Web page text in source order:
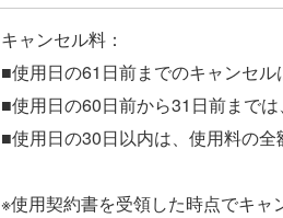
キャンセル料：
■使用日の61日前までのキャンセル
■使用日の60日前から31日前まで
■使用日の30日以内は、使用料の全
※使用契約書を受領した時点でキャ